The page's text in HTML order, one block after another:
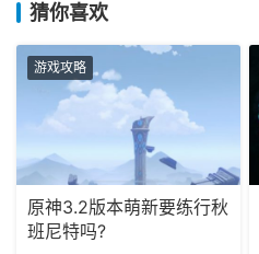
猜你喜欢
游戏攻略
原神3.2版本萌新要练行秋
班尼特吗?